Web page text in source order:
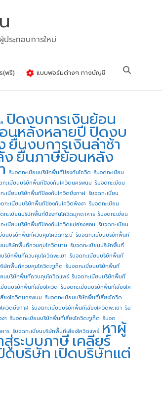
ระกอบการใหม่
(ฟรี) แบบฟอร์มต่างๆ ทางบัญชี
ปิดงบการเงินย้อน
นหลังหลายปี ปิดงบ
ยื่นงบการเงินล่าช้า
งยื่นภาษีย้อนหลัง
รับจดทะเบียนบริษัทพื้นทีป้องกันโควิด รับจดทะเบียน
ทะเบียนบริษัทพื้นทีป้องกันโควิดนครพนม รับจดทะเบียน
ะเบียนบริษัทพื้นทีป้องกันโควิดบึงกาฬ รับจดทะเบียน
ดทะเบียนบริษัทพื้นทีป้องกันโควิดพังงา รับจดทะเบียน
ทะเบียนบริษัทพื้นทีป้องกันโควิดมุกดาหาร รับจดทะเบียน
ะเบียนบริษัทพื้นทีป้องกันโควิดแม่ฮ่องสอน รับจดทะเบียน
ยนบริษัทพื้นที่ควบคุมโควิดกระบี่ รับจดทะเบียนบริษัทพื้นที่
นบริษัทพื้นที่ควบคุมโควิดน่าน รับจดทะเบียนบริษัทพื้นที่
บริษัทพื้นที่ควบคุมโควิดพะเยา รับจดทะเบียนบริษัทพื้นที่
ริษัทพื้นที่ควบคุมโควิดภูเก็ต รับจดทะเบียนบริษัทพื้นที่
ยนบริษัทพื้นที่ควบคุมโควิดแพร่ รับจดทะเบียนบริษัทพื้นที่
บียนบริษัทพื้นที่เสี่ยงโควิด รับจดทะเบียนบริษัทพื้นที่เสี่ยงโค
ยงโควิดนครพนม รับจดทะเบียนบริษัทพื้นที่เสี่ยงโควิด
ควิดบึงกาฬ รับจดทะเบียนบริษัทพื้นที่เสี่ยงโควิดพะเยา รับ
า รับจดทะเบียนบริษัทพื้นที่เสี่ยงโควิดภูเก็ต รับจด
าร รับจดทะเบียนบริษัทพื้นที่เสี่ยงโควิดแพร่ หาผู้
สู่ระบบภาษี เคลียร์
ดบริษัทเปิดบริษัทแต่